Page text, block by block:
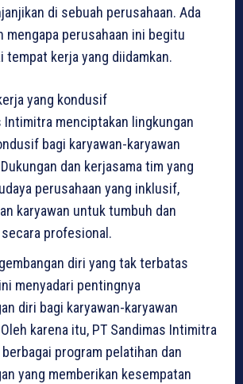
di sebuah perusahaan. Ada
mengapa perusahaan ini begitu
tempat kerja yang diidamkan.
yang kondusif
Intimitra menciptakan lingkungan
bagi karyawan-karyawan
dan kerjasama tim yang
perusahaan yang inklusif,
karyawan untuk tumbuh dan
profesional.
diri yang tak terbatas
menyadari pentingnya
diri bagi karyawan-karyawan
karena itu, PT Sandimas Intimitra
program pelatihan dan
yang memberikan kesempatan